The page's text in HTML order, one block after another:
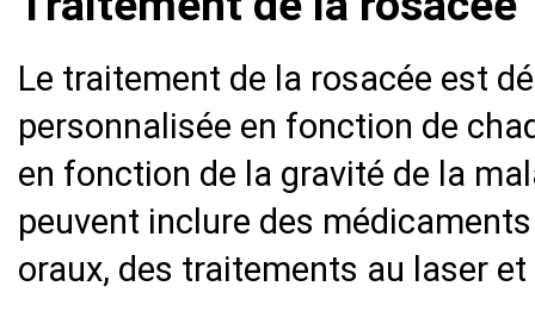
Le traitement de la rosacée est
personnalisée en fonction de
en fonction de la gravité de la
peuvent inclure des
oraux, des traitements au laser